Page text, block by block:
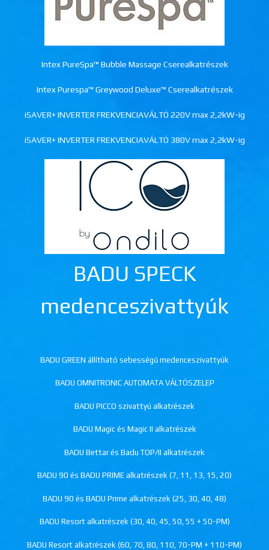
Intex PureSpa™ Bubble Massage Cserealkatrészek
Intex Purespa™ Greywood Deluxe™ Cserealkatrészek
iSAVER+ INVERTER FREKVENCIAVÁLTÓ 220V max 2,2kW-ig
iSAVER+ INVERTER FREKVENCIAVÁLTÓ 380V max 2,2kW-ig
BADU SPECK
medenceszivattyúk
BADU GREEN állítható sebességű medenceszivattyúk
BADU OMNITRONIC AUTOMATA VÁLTÓSZELEP
BADU PICCO szivattyú alkatrészek
BADU Magic és Magic II alkatrészek
BADU Bettar és Badu TOP/II alkatrészek
BADU 90 és BADU PRIME alkatrészek (7, 11, 13, 15, 20)
BADU 90 és BADU Prime alkatrészek (25, 30, 40, 48)
BADU Resort alkatrészek (30, 40, 45, 50, 55 + 50-PM)
BADU Resort alkatrészek (60, 70, 80, 110, 70-PM + 110-PM)